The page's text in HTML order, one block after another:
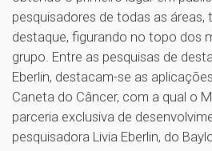
pesquisadores de todas as
destaque, figurando no topo dos
grupo. Entre as pesquisas de
Eberlin, destacam-se as
Caneta do Câncer, com a qual o
parceria exclusiva de
pesquisadora Livia Eberlin, do